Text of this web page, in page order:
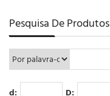
Pesquisa De Produtos
d: D: